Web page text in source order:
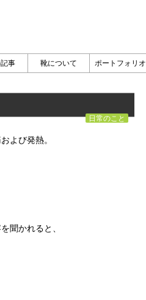
事 靴について ポートフォリオ
日常のこと
よび発熱。
聞かれると、